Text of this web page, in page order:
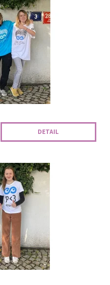
budou probíhat čím dál
DETAIL
den hřát. Logo plné